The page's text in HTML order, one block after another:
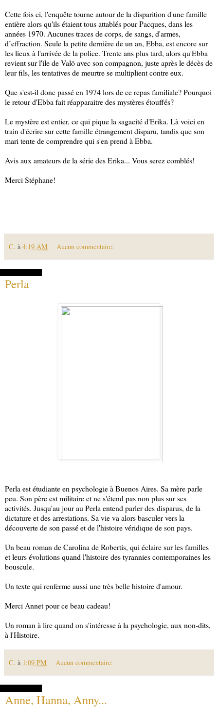
Cette fois ci, l'enquête tourne autour de la disparition d'une famille
entière alors qu'ils étaient tous attablés pour Pacques, dans les
années 1970. Aucunes traces de corps, de sangs, d'armes,
d’effraction. Seule la petite dernière de un an, Ebba, est encore sur
les lieux à l'arrivée de la police. Trente ans plus tard, alors qu'Ebba
revient sur l'ile de Valö avec son compagnon, juste après le décès de
leur fils, les tentatives de meurtre se multiplient contre eux.
Que s'est-il donc passé en 1974 lors de ce repas familiale? Pourquoi
le retour d'Ebba fait réapparaitre des mystères étouffés?
Le mystère est entier, ce qui pique la sagacité d'Erika. Là voici en
train d'écrire sur cette famille étrangement disparu, tandis que son
mari tente de comprendre qui s'en prend à Ebba.
Avis aux amateurs de la série des Erika... Vous serez comblés!
Merci Stéphane!
C. à 4:19 AM Aucun commentaire:
Perla
Perla est étudiante en psychologie à Buenos Aires. Sa mère parle
peu. Son père est militaire et ne s'étend pas non plus sur ses
activités. Jusqu'au jour au Perla entend parler des disparus, de la
dictature et des arrestations. Sa vie va alors basculer vers la
découverte de son passé et de l'histoire véridique de son pays.
Un beau roman de Carolina de Robertis, qui éclaire sur les familles
et leurs évolutions quand l'histoire des tyrannies contemporaines les
bouscule.
Un texte qui renferme aussi une très belle histoire d'amour.
Merci Annet pour ce beau cadeau!
Un roman à lire quand on s'intéresse à la psychologie, aux non-dits,
à l'Histoire.
C. à 1:09 PM Aucun commentaire:
Anne, Hanna, Anny...